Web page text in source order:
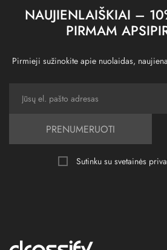
NAUJIENLAIŠKIAI –
PIRMAM
Pirmieji sužinokite apie nuolaidas,
PRENUMERUOTI
Sutinku su svetainės